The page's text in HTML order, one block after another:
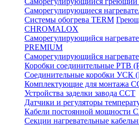
Саморегулирующиеся
Системы обогрева TERM
CHROMALOX
Саморегулирующийся
PREMIUM
Саморегулирующийся
Коробки соединительные РТВ
Соединительные коробки УСК
Комплектующие для монтажа
Устройства заделки завода ССТ
Датчики и регуляторы
Кабели постоянной мощности
Секции нагревательные